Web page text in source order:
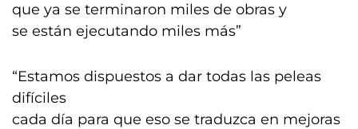
que ya se terminaron miles de obras y
se están ejecutando miles más”
“Estamos dispuestos a dar todas las peleas
difíciles
cada día para que eso se traduzca en mejoras